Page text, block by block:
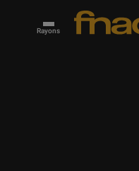
Rayons